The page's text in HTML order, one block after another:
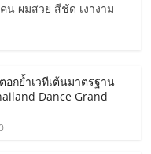
ผมสวย สีชัด เงางาม
อกย้ำเวทีเต้นมาตรฐาน
Dance Grand